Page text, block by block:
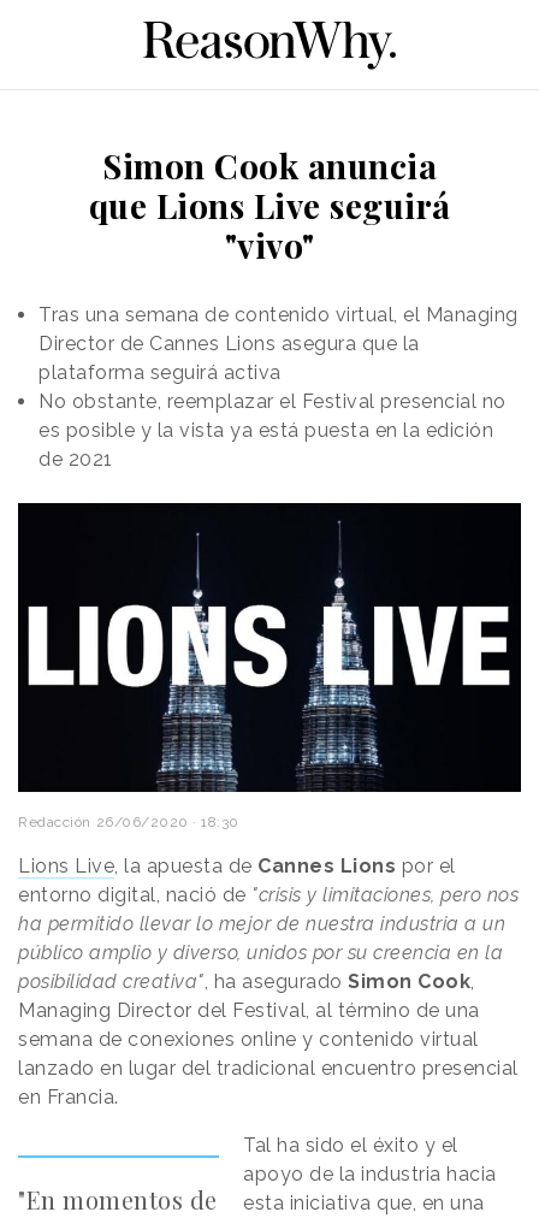
Simon Cook anuncia
que Lions Live seguirá
"vivo"
Tras una semana de contenido virtual, el Managing
Director de Cannes Lions asegura que la
plataforma seguirá activa
No obstante, reemplazar el Festival presencial no
es posible y la vista ya está puesta en la edición
de 2021
Redacción 26/06/2020 · 18:30
Lions Live, la apuesta de Cannes Lions por el
entorno digital, nació de "crisis y limitaciones, pero nos
ha permitido llevar lo mejor de nuestra industria a un
público amplio y diverso, unidos por su creencia en la
posibilidad creativa", ha asegurado Simon Cook,
Managing Director del Festival, al término de una
semana de conexiones online y contenido virtual
lanzado en lugar del tradicional encuentro presencial
en Francia.
"En momentos de
Tal ha sido el éxito y el
apoyo de la industria hacia
esta iniciativa que, en una